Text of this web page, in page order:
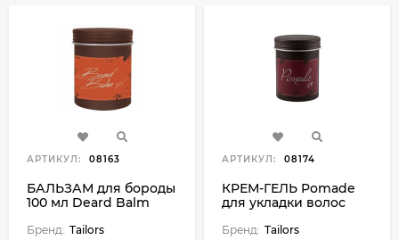
АРТИКУЛ: 08163
БАЛЬЗАМ для бороды
100 мл Deard Balm
Бренд: Tailors
АРТИКУЛ: 08174
КРЕМ-ГЕЛЬ Pomade
для укладки волос
Pomade - 100 мл
Бренд: Tailors